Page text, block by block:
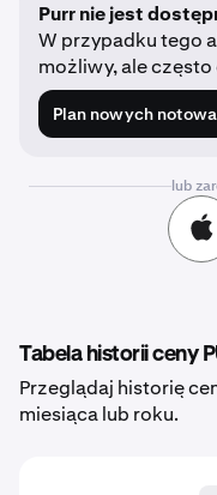
Purr nie jest
W przypadku tego
możliwy, ale
Plan nowych
lub
Tabela historii ceny
Przeglądaj historię
miesiąca lub roku.